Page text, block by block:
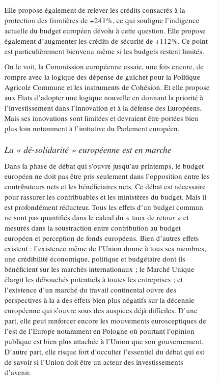
Elle propose également de relever les crédits consacrés à la
protection des frontières de +241%, ce qui souligne l’indigence
actuelle du budget européen dévolu à cette question. Elle propose
également d’augmenter les crédits de sécurité de +112%. Ce point
est particulièrement bienvenu même si les budgets restent limités.
On le voit, la Commission européenne essaie, une fois encore, de
rompre avec la logique des dépense de guichet pour la Politique
Agricole Commune et les instruments de Cohésion. Et elle propose
aux Etats d’adopter une logique nouvelle en donnant la priorité à
l’investissement dans l’innovation et à la défense des Européens.
Mais ses innovations sont limitées et devraient être portées bien
plus loin notamment à l’initiative du Parlement européen.
La « dé-solidarité » européenne est en marche
Dans la phase de débat qui s’ouvre jusqu’au printemps, le budget
européen ne doit pas être pris seulement dans l’opposition entre les
contributeurs nets et les bénéficiaires nets. Ce débat est nécessaire
pour rassurer les contribuables et les ministères du budget. Mais il
est profondément réducteur. Tous les effets d’un budget commun
ne sont pas quantifiés dans le calcul du « taux de retour » et
mesurés dans la soustraction entre contribution au budget
européen et perception de fonds européens. Bien d’autres effets
existent : l’existence même de l’Union donne à tous ses membres,
une crédibilité économique, politique et budgétaire dont ils
bénéficient sur les marchés internationaux ; le Marché Unique
élargit les débouchés potentiels à toutes les entreprises ; et
l’existence d’un marché du travail continental ouvre des
perspectives à la a des effets bien plus négatifs sur la décennie
européenne qui s’ouvre sous des auspices déjà difficiles. D’une
part, elle peut renforcer encore les mouvements eurosceptiques de
l’est de l’Europe notamment en Pologne où pourtant l’opinion
publique est bien plus attachée à l’Union que son gouvernement.
D’autre part, elle risque fort d’occulter l’essentiel du débat qui est
de savoir si l’Union doit être un acteur des investissements
d’avenir.